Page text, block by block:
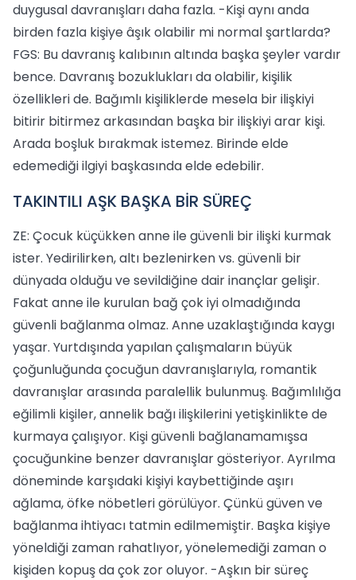
duygusal davranışları daha fazla. -Kişi aynı anda
birden fazla kişiye âşık olabilir mi normal şartlarda?
FGS: Bu davranış kalıbının altında başka şeyler vardır
bence. Davranış bozuklukları da olabilir, kişilik
özellikleri de. Bağımlı kişiliklerde mesela bir ilişkiyi
bitirir bitirmez arkasından başka bir ilişkiyi arar kişi.
Arada boşluk bırakmak istemez. Birinde elde
edemediği ilgiyi başkasında elde edebilir.
TAKINTILI AŞK BAŞKA BİR SÜREÇ
ZE: Çocuk küçükken anne ile güvenli bir ilişki kurmak
ister. Yedirilirken, altı bezlenirken vs. güvenli bir
dünyada olduğu ve sevildiğine dair inançlar gelişir.
Fakat anne ile kurulan bağ çok iyi olmadığında
güvenli bağlanma olmaz. Anne uzaklaştığında kaygı
yaşar. Yurtdışında yapılan çalışmaların büyük
çoğunluğunda çocuğun davranışlarıyla, romantik
davranışlar arasında paralellik bulunmuş. Bağımlılığa
eğilimli kişiler, annelik bağı ilişkilerini yetişkinlikte de
kurmaya çalışıyor. Kişi güvenli bağlanamamışsa
çocuğunkine benzer davranışlar gösteriyor. Ayrılma
döneminde karşıdaki kişiyi kaybettiğinde aşırı
ağlama, öfke nöbetleri görülüyor. Çünkü güven ve
bağlanma ihtiyacı tatmin edilmemiştir. Başka kişiye
yöneldiği zaman rahatlıyor, yönelemediği zaman o
kişiden kopuş da çok zor oluyor. -Aşkın bir süreç